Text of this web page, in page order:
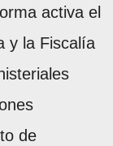
activa el
y la Fiscalía
de